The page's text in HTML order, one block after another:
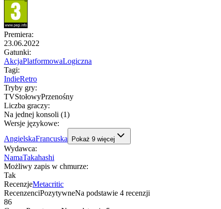
Premiera:
23.06.2022
Gatunki:
AkcjaPlatformowaLogiczna
Tagi:
IndieRetro
Tryby gry:
TVStołowyPrzenośny
Liczba graczy:
Na jednej konsoli (1)
Wersje językowe:
AngielskaFrancuska Pokaż 9 więcej
Wydawca:
NamaTakahashi
Możliwy zapis w chmurze:
Tak
RecenzjeMetacritic
RecenzenciPozytywneNa podstawie 4 recenzji
86